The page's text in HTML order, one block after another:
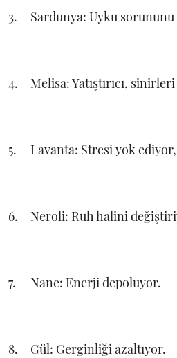
3. Sardunya: Uyku
4. Melisa: Yatıştırıcı,
5. Lavanta: Stresi yok
6. Neroli: Ruh halini
7. Nane: Enerji depoluyor.
8. Gül: Gerginliği azaltıyor.